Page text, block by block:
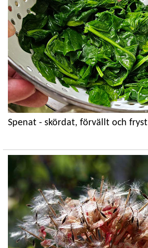
Spenat - skördat, förvällt och fryst